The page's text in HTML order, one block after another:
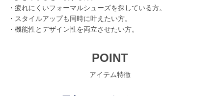
・疲れにくいフォーマルシューズを探している方。
・スタイルアップも同時に叶えたい方。
・機能性とデザイン性を両立させたい方。
POINT
アイテム特徴